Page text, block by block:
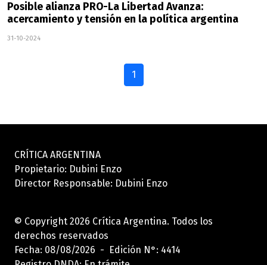
Posible alianza PRO-La Libertad Avanza:
acercamiento y tensión en la política argentina
31-10-2024
1
CRÍTICA ARGENTINA
Propietario: Dubini Enzo
Director Responsable: Dubini Enzo
© Copyright 2026 Crítica Argentina. Todos los
derechos reservados
Fecha: 08/08/2026 - Edición N°: 4414